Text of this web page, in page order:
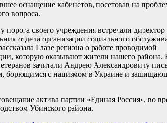
оснащение кабинетов, посетовав на
вопроса.
своего учреждения встречали директор
отдела организации социального
Главе региона о работе проводимой
которую оказывают жители нашего района.
зачитали Андрею Александровичу
борющимся с нацизмом в Украине и
актива партии «Единая Россия», во
Убинского района.